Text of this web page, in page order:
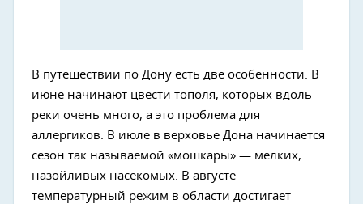
В путешествии по Дону есть две особенности. В
июне начинают цвести тополя, которых вдоль
реки очень много, а это проблема для
аллергиков. В июле в верховье Дона начинается
сезон так называемой «мошкары» — мелких,
назойливых насекомых. В августе
температурный режим в области достигает